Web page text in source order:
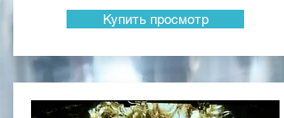
Купить просмотр